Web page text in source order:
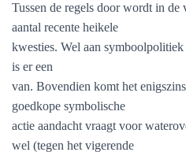
Tussen de regels door wordt in de
aantal recente heikele
kwesties. Wel aan
is er een
van. Bovendien komt het
goedkope symbolische
actie aandacht vraagt voor
wel (tegen het vigerende